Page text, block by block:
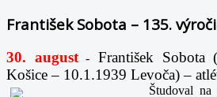
František Sobota – 135.
30. august-
František Sobota
Košice – 10.1.1939 Levoča) –
Študoval